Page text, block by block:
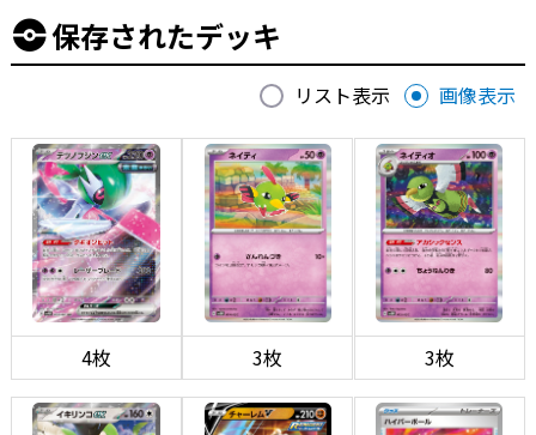
保存されたデッキ
リスト表示 画像表示
4枚 3枚 3枚